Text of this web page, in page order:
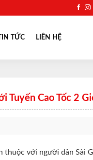
TỨC LIÊN HỆ
Tuyến Cao Tốc 2
thuộc với người dân Sài